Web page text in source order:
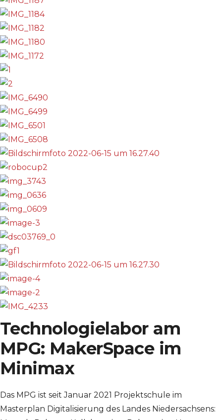
Technologielabor am
MPG: MakerSpace im
Minimax
Das MPG ist seit Januar 2021 Projektschule im
Masterplan Digitalisierung des Landes Niedersachsens: